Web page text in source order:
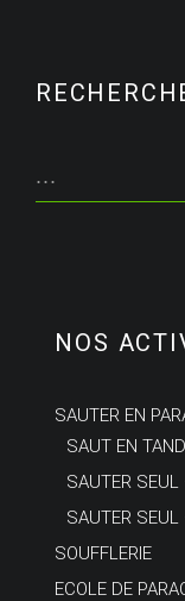
NOS
SAUTER EN
SAUT EN
SAUTER SEUL
SAUTER SEUL
SOUFFLERIE
ECOLE DE